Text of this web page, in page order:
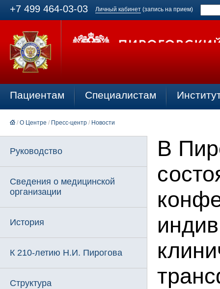
+7 499 464-03-03 Личный кабинет (запись на прием)
Пациентам Специалистам
/ О Центре / Пресс-центр / Новости
Руководство
Сведения о медицинской
организации
История
К 210-летию Н.И. Пирогова
Структура
В